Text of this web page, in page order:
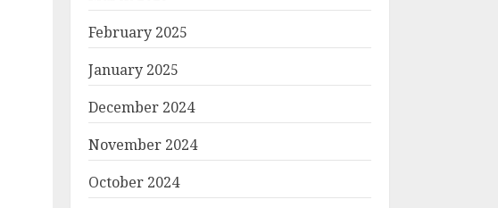
February 2025
January 2025
December 2024
November 2024
October 2024